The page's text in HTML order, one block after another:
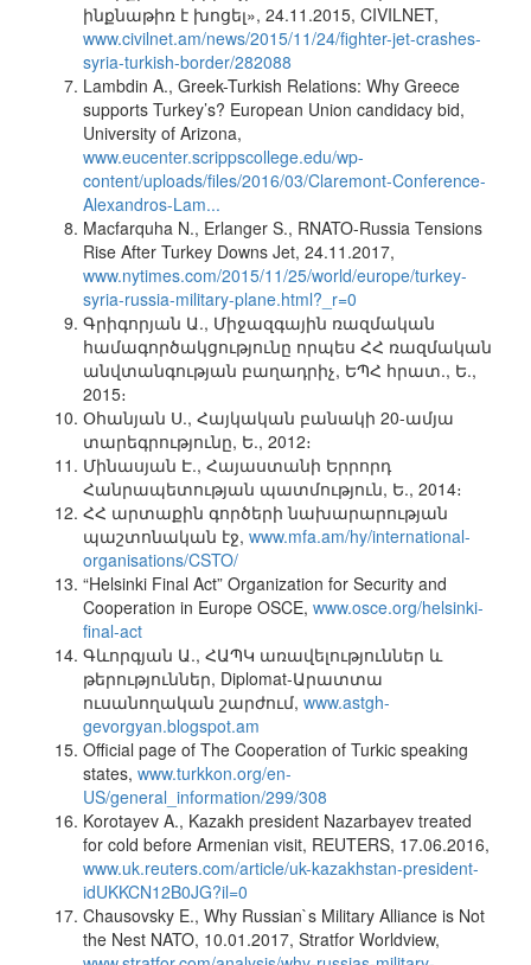
ինքնաթիռ է խոցել», 24.11.2015, CIVILNET,
www.civilnet.am/news/2015/11/24/fighter-jet-crashes-
syria-turkish-border/282088
Lambdin A., Greek-Turkish Relations: Why Greece
supports Turkey’s? European Union candidacy bid,
University of Arizona,
www.eucenter.scrippscollege.edu/wp-
content/uploads/files/2016/03/Claremont-Conference-
Alexandros-Lam...
Macfarquha N., Erlanger S., RNATO-Russia Tensions
Rise After Turkey Downs Jet, 24.11.2017,
www.nytimes.com/2015/11/25/world/europe/turkey-
syria-russia-military-plane.html?_r=0
Գրիգորյան Ա., Միջազգային ռազմական
համագործակցությունը որպես ՀՀ ռազմական
անվտանգության բաղադրիչ, ԵՊՀ հրատ., Ե.,
2015։
Օհանյան Ս., Հայկական բանակի 20-ամյա
տարեգրությունը, Ե., 2012։
Մինասյան Է., Հայաստանի Երրորդ
Հանրապետության պատմություն, Ե., 2014։
ՀՀ արտաքին գործերի նախարարության
պաշտոնական էջ, www.mfa.am/hy/international-
organisations/CSTO/
“Helsinki Final Act” Organization for Security and
Cooperation in Europe OSCE, www.osce.org/helsinki-
final-act
Գևորգյան Ա., ՀԱՊԿ առավելություններ և
թերություններ, Diplomat-Արատտա
ուսանողական շարժում, www.astgh-
gevorgyan.blogspot.am
Official page of The Cooperation of Turkic speaking
states, www.turkkon.org/en-
US/general_information/299/308
Korotayev A., Kazakh president Nazarbayev treated
for cold before Armenian visit, REUTERS, 17.06.2016,
www.uk.reuters.com/article/uk-kazakhstan-president-
idUKKCN12B0JG?il=0
Chausovsky E., Why Russian`s Military Alliance is Not
the Nest NATO, 10.01.2017, Stratfor Worldview,